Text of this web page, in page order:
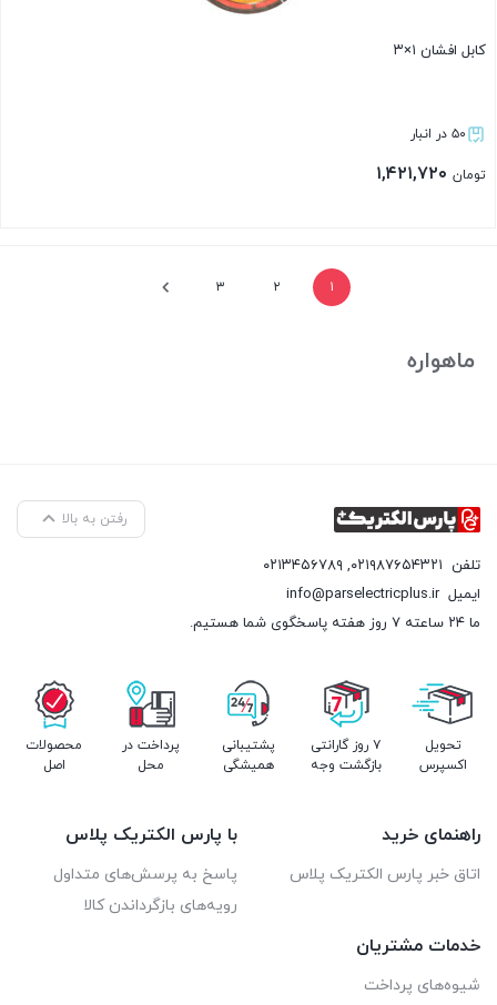
کابل افشان ۱×۳
۵۰ در انبار
تومان
۱
۲ ۳
ماهواره
رفتن به بالا
تلفن ۰۲۱۹۸۷۶۵۴۳۲۱, ۰۲۱۳۴۵۶۷۸۹
ایمیلinfo@parselectricplus.ir
ما ۲۴ ساعته ۷ روز هفته پاسخگوی شما هستیم.
تحویل
اکسپرس
۷ روز گارانتی
بازگشت وجه
پشتیبانی
همیشگی
پرداخت در
محل
محصولات
اصل
راهنمای خرید
اتاق خبر پارس الکتریک پلاس
با پارس الکتریک پلاس
پاسخ به پرسش‌های متداول
رویه‌های بازگرداندن کالا
خدمات مشتریان
شیوه‌های پرداخت